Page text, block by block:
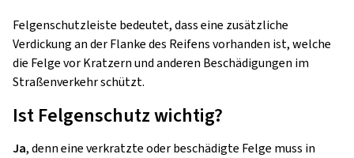
Felgenschutzleiste bedeutet, dass eine zusätzliche
Verdickung an der Flanke des Reifens vorhanden ist, welche
die Felge vor Kratzern und anderen Beschädigungen im
Straßenverkehr schützt.
Ist Felgenschutz wichtig?
Ja, denn eine verkratzte oder beschädigte Felge muss in